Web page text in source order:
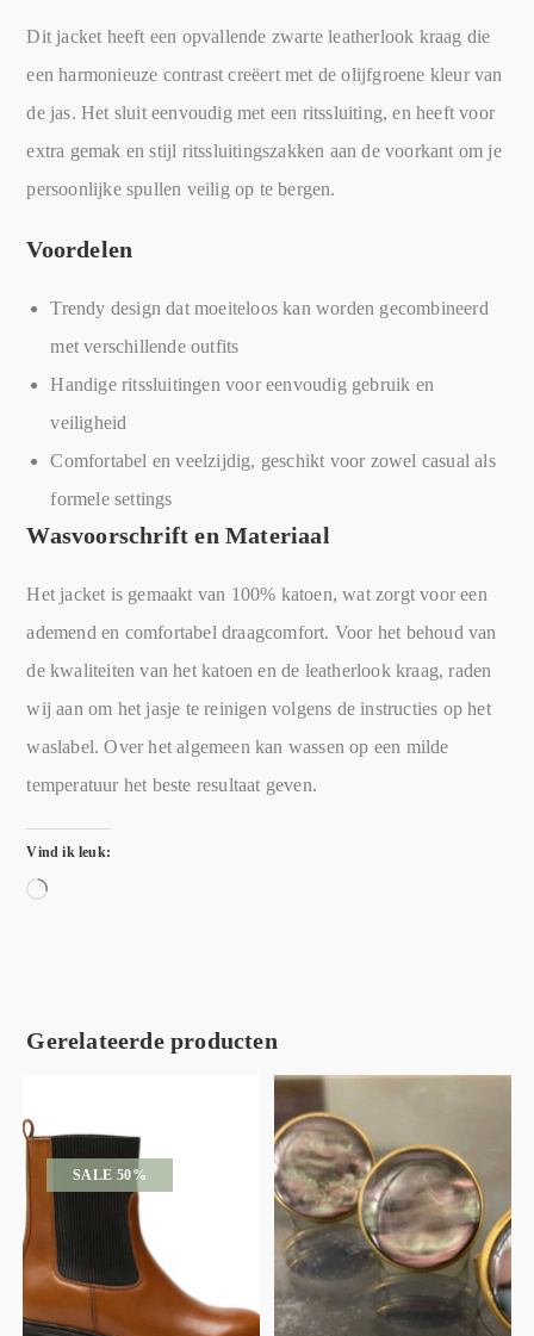
Dit jacket heeft een opvallende zwarte leatherlook kraag die
een harmonieuze contrast creëert met de olijfgroene kleur van
de jas. Het sluit eenvoudig met een ritssluiting, en heeft voor
extra gemak en stijl ritssluitingszakken aan de voorkant om je
persoonlijke spullen veilig op te bergen.
Voordelen
Trendy design dat moeiteloos kan worden gecombineerd
met verschillende outfits
Handige ritssluitingen voor eenvoudig gebruik en
veiligheid
Comfortabel en veelzijdig, geschikt voor zowel casual als
formele settings
Wasvoorschrift en Materiaal
Het jacket is gemaakt van 100% katoen, wat zorgt voor een
ademend en comfortabel draagcomfort. Voor het behoud van
de kwaliteiten van het katoen en de leatherlook kraag, raden
wij aan om het jasje te reinigen volgens de instructies op het
waslabel. Over het algemeen kan wassen op een milde
temperatuur het beste resultaat geven.
Vind ik leuk:
Gerelateerde producten
SALE 50%